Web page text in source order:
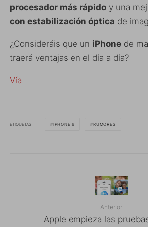
procesador más rápido y una
con estabilización óptica de
¿Consideráis que un iPhone de
traerá ventajas en el día a día?
Vía
ETIQUETAS IPHONE 6 RUMORES
Anterior
Apple empieza las